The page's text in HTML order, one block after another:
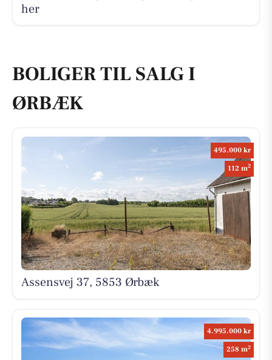
her
BOLIGER TIL SALG I
ØRBÆK
495.000 kr
112 m2
Assensvej 37, 5853 Ørbæk
4.995.000 kr
258 m2